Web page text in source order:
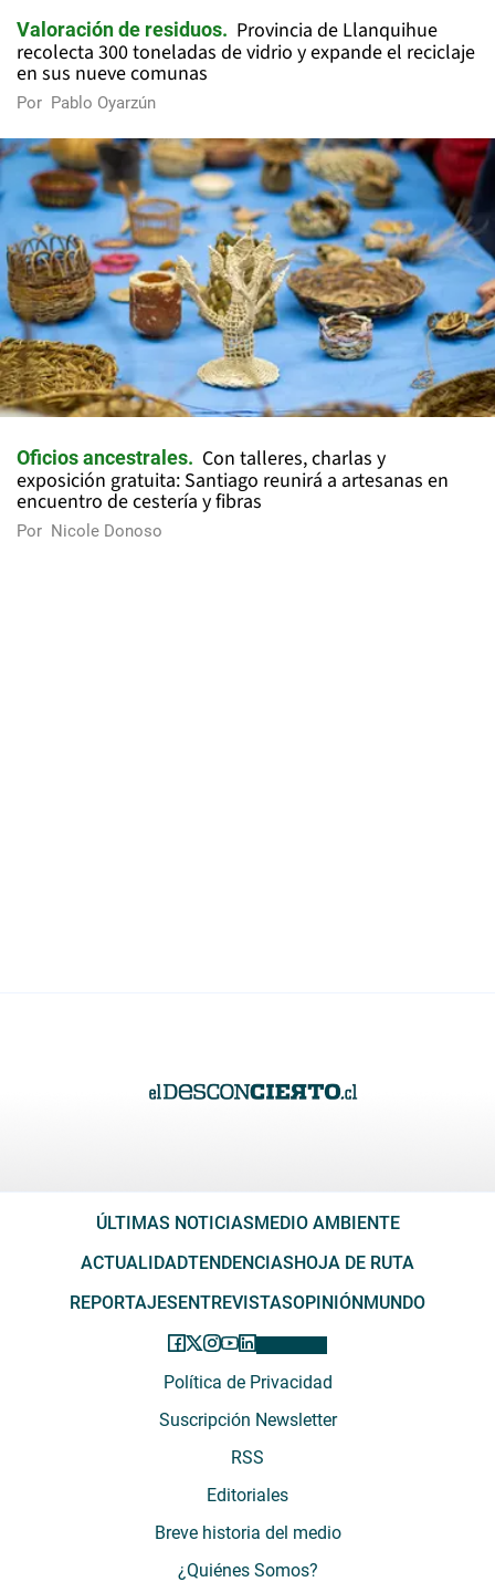
Valoración de residuos
Provincia de Llanquihue
recolecta 300 toneladas de vidrio y expande el reciclaje
en sus nueve comunas
Por Pablo Oyarzún
Oficios ancestrales
Con talleres, charlas y
exposición gratuita: Santiago reunirá a artesanas en
encuentro de cestería y fibras
Por Nicole Donoso
ÚLTIMAS NOTICIASMEDIO AMBIENTE
ACTUALIDADTENDENCIASHOJA DE RUTA
REPORTAJESENTREVISTASOPINIÓNMUNDO
Política de Privacidad
Suscripción Newsletter
RSS
Editoriales
Breve historia del medio
¿Quiénes Somos?